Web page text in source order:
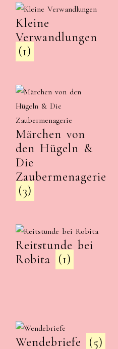
Kleine
Verwandlungen
(1)
Märchen von
den Hügeln &
Die
Zaubermenagerie
(3)
Reitstunde bei
Robita
(1)
Wendebriefe (5)